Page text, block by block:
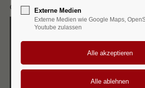
Content 800px (Responsive):
Externe Medien
Externe Medien wie Google Maps,
Youtube zulassen